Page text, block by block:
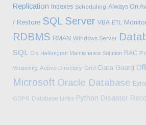
Replication Indexes Scheduling Always On
/ Restore SQL Server VBA ETL
RDBMS RMAN Windows Server
SQL Ola Hallengren Maintenance Solution RAC
Versioning Active Directory Grid Data Guard
Microsoft Oracle Database
GDPR Database Links Python Disaster